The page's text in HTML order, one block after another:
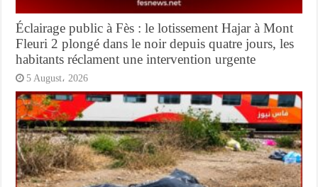
Éclairage public à Fès : le lotissement Hajar à Mont
Fleuri 2 plongé dans le noir depuis quatre jours, les
habitants réclament une intervention urgente
5 August، 2026